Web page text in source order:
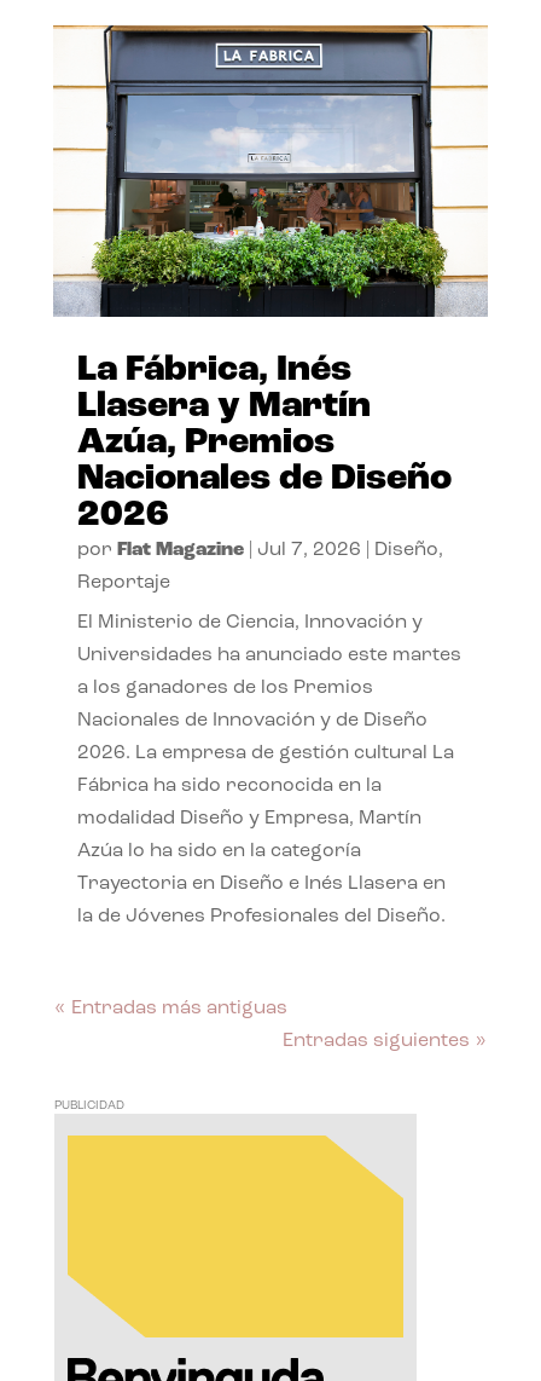
La Fábrica, Inés
Llasera y Martín
Azúa, Premios
Nacionales de Diseño
2026
por Flat Magazine| Jul 7, 2026 Diseño,
Reportaje
El Ministerio de Ciencia, Innovación y
Universidades ha anunciado este martes
a los ganadores de los Premios
Nacionales de Innovación y de Diseño
2026. La empresa de gestión cultural La
Fábrica ha sido reconocida en la
modalidad Diseño y Empresa, Martín
Azúa lo ha sido en la categoría
Trayectoria en Diseño e Inés Llasera en
la de Jóvenes Profesionales del Diseño.
« Entradas más antiguas
Entradas siguientes »
PUBLICIDAD